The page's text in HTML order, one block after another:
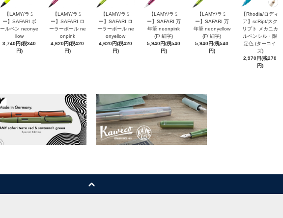
【LAMY/ラミ
ー】SAFARI ボ
ールペン neonye
llow
3,740円(税340
円)
【LAMY/ラミ
ー】SAFARI ロ
ーラーボール ne
onpink
4,620円(税420
円)
【LAMY/ラミ
ー】SAFARI ロ
ーラーボール ne
onyellow
4,620円(税420
円)
【LAMY/ラミ
ー】SAFARI 万
年筆 neonpink
(F/ 細字)
5,940円(税540
円)
【LAMY/ラミ
ー】SAFARI 万
年筆 neonyellow
(F/ 細字)
5,940円(税540
円)
【Rhodia/ロディ
ア】scRipt/スク
リプト メカニカ
ルペンシル・限
定色 (ターコイ
ズ)
2,970円(税270
円)